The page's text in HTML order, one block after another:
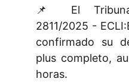
📌 El
2811/2025 -
confirmado su
plus completo,
horas.